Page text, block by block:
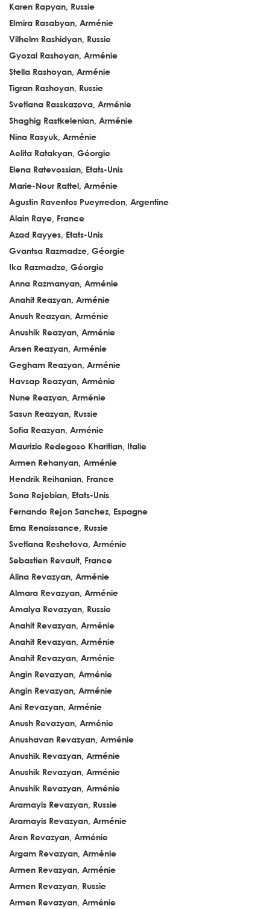
Karen Rapyan, Russie
Elmira Rasabyan, Arménie
Vilhelm Rashidyan, Russie
Gyozal Rashoyan, Arménie
Stella Rashoyan, Arménie
Tigran Rashoyan, Russie
Svetlana Rasskazova, Arménie
Shaghig Rastkelenian, Arménie
Nina Rasyuk, Arménie
Aelita Ratakyan, Géorgie
Elena Ratevossian, Etats-Unis
Marie-Nour Rattel, Arménie
Agustin Raventos Pueyrredon, Argentine
Alain Raye, France
Azad Rayyes, Etats-Unis
Gvantsa Razmadze, Géorgie
Ika Razmadze, Géorgie
Anna Razmanyan, Arménie
Anahit Reazyan, Arménie
Anush Reazyan, Arménie
Anushik Reazyan, Arménie
Arsen Reazyan, Arménie
Gegham Reazyan, Arménie
Havsap Reazyan, Arménie
Nune Reazyan, Arménie
Sasun Reazyan, Russie
Sofia Reazyan, Arménie
Maurizio Redegoso Kharitian, Italie
Armen Rehanyan, Arménie
Hendrik Reihanian, France
Sona Rejebian, Etats-Unis
Fernando Rejon Sanchez, Espagne
Erna Renaissance, Russie
Svetlana Reshetova, Arménie
Sebastien Revault, France
Alina Revazyan, Arménie
Almara Revazyan, Arménie
Amalya Revazyan, Russie
Anahit Revazyan, Arménie
Anahit Revazyan, Arménie
Anahit Revazyan, Arménie
Angin Revazyan, Arménie
Angin Revazyan, Arménie
Ani Revazyan, Arménie
Anush Revazyan, Arménie
Anushavan Revazyan, Arménie
Anushik Revazyan, Arménie
Anushik Revazyan, Arménie
Anushik Revazyan, Arménie
Aramayis Revazyan, Russie
Aramayis Revazyan, Arménie
Aren Revazyan, Arménie
Argam Revazyan, Arménie
Armen Revazyan, Arménie
Armen Revazyan, Russie
Armen Revazyan, Arménie